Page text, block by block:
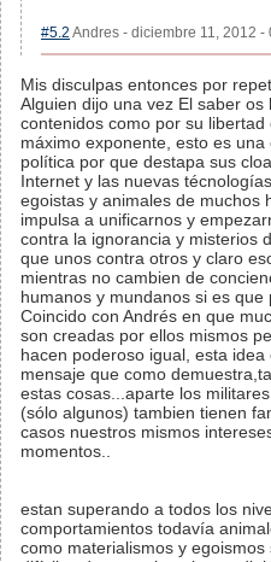
#5.2 Andres - diciembre 11, 2012
Mis disculpas entonces por
Alguien dijo una vez El saber
contenidos como por su
máximo exponente, esto es
política por que destapa sus
Internet y las nuevas
egoistas y animales de muchos
impulsa a unificarnos y
contra la ignorancia y misterios
que unos contra otros y claro
mientras no cambien de
humanos y mundanos si es que
Coincido con Andrés en que
son creadas por ellos mismos
hacen poderoso igual, esta
mensaje que como
estas cosas...aparte los
(sólo algunos) tambien tienen
casos nuestros mismos
momentos..
estan superando a todos los
comportamientos todavía
como materialismos y